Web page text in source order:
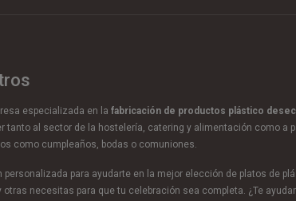
especializada en la fabricación de productos plástico
tanto al sector de la hostelería, catering y alimentación como a
como cumpleaños, bodas o comuniones.
personalizada para ayudarte en la mejor elección de platos de
otras necesitas para que tu celebración sea completa. ¿Te